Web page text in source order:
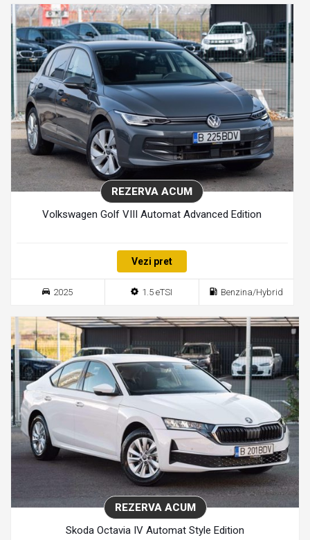
REZERVA ACUM
Volkswagen Golf VIII Automat Advanced Edition
Vezi pret
2025 1.5 eTSI Benzina/Hybrid
REZERVA ACUM
Skoda Octavia IV Automat Style Edition